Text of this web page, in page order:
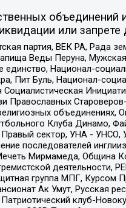
объединений
или запрете
партия, ВЕК РА, Рада
Веды Перуна,
единство, Национал-
Пит Буль, Национал-
Социалистическая
Православных
объединениях,
Клуба Динамо,
сектор, УНА - УНСО,
последователей
Мирмамеда, Община
группа МПГ, Курсом
Ак Умут, Русская
клуб-